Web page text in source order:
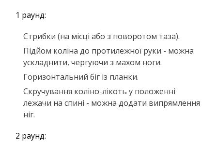
1 раунд:
Стрибки (на місці або з поворотом таза).
Підйом коліна до протилежної руки - можна
ускладнити, чергуючи з махом ноги.
Горизонтальний біг із планки.
Скручування коліно-лікоть у положенні
лежачи на спині - можна додати випрямлення
ніг.
2 раунд: